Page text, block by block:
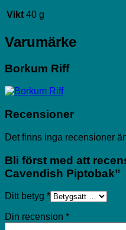
Vikt 40 g
Varumärke
Borkum Riff
Recensioner
Det finns inga recensioner
Bli först med att
Cavendish Piptobak”
Ditt betyg *
Din recension *